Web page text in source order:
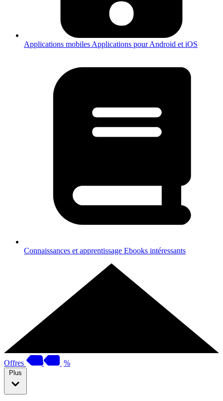
Applications mobiles Applications pour Android et iOS
Connaissances et apprentissage Ebooks intéressants
Offres %
Plus